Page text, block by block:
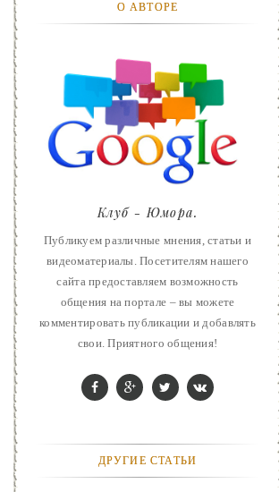
ЖИЛЬЕ
ЗВЕЗДЫ
ART
ФАНТАСТИКА
КОНТАКТЫ
РЕКЛАМА У НАС
О АВТОРЕ
Клуб - Юмора.
Публикуем различные мнения, статьи и
видеоматериалы. Посетителям нашего
сайта предоставляем возможность
общения на портале – вы можете
комментировать публикации и добавлять
свои. Приятного общения!
ДРУГИЕ СТАТЬИ